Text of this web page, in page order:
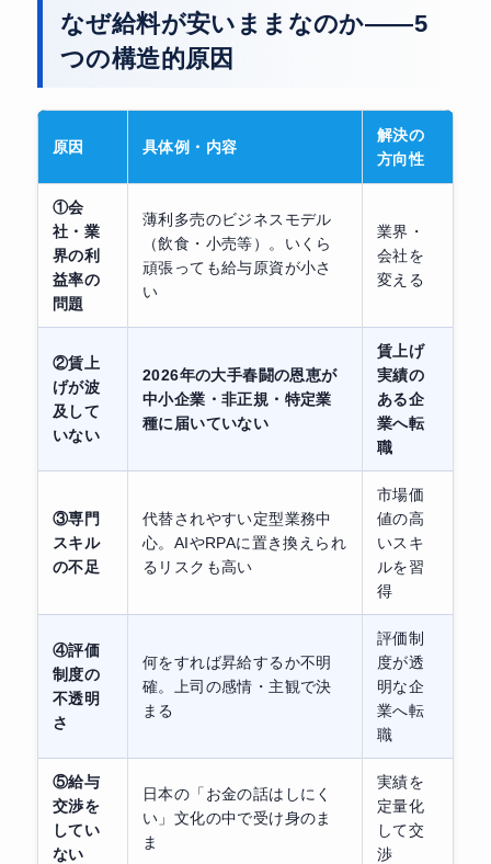
なぜ給料が安いままなのか——5
つの構造的原因
原因 具体例・内容
解決の
方向性
①会
社・業
界の利
益率の
問題
薄利多売のビジネスモデル
（飲食・小売等）。いくら
頑張っても給与原資が小さ
い
業界・
会社を
変える
②賃上
げが波
及して
いない
2026年の大手春闘の恩恵が
中小企業・非正規・特定業
種に届いていない
賃上げ
実績の
ある企
業へ転
職
③専門
スキル
の不足
代替されやすい定型業務中
心。AIやRPAに置き換えられ
るリスクも高い
市場価
値の高
いスキ
ルを習
得
④評価
制度の
不透明
さ
何をすれば昇給するか不明
確。上司の感情・主観で決
まる
評価制
度が透
明な企
業へ転
職
⑤給与
交渉を
してい
ない
日本の「お金の話はしにく
い」文化の中で受け身のま
ま
実績を
定量化
して交
渉